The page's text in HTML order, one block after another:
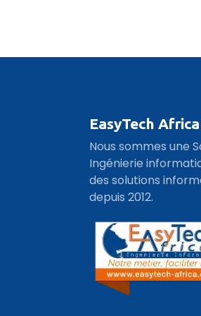
EasyTech Africa
Nous sommes une
Ingénierie
des solutions
depuis 2012.